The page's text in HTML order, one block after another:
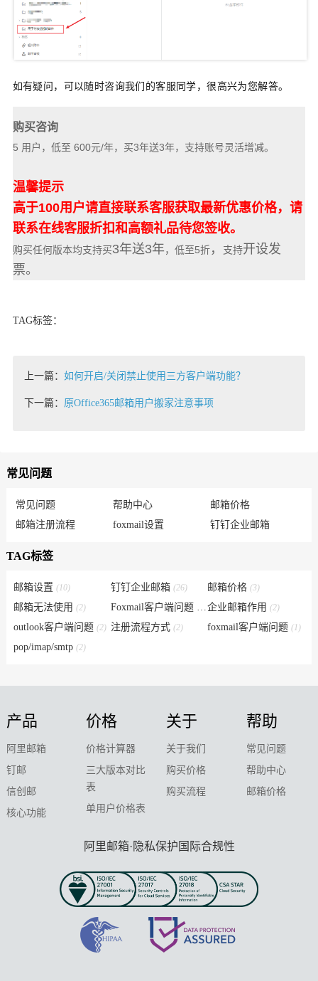
如有疑问，可以随时咨询我们的客服同学，很高兴为您解答。
购买咨询
5 用户，低至 600元/年，买3年送3年，支持账号灵活增减。
温馨提示
高于100用户请直接联系客服获取最新优惠价格，请
联系在线客服折扣和高额礼品待您签收。
购买任何版本均支持买3年送3年，低至5折， 支持开设发
票。
TAG标签：
上一篇： 如何开启/关闭禁止使用三方客户端功能？
下一篇： 原Office365邮箱用户搬家注意事项
常见问题
常见问题 帮助中心
邮箱价格
邮箱注册流程
foxmail设置 钉钉企业邮箱
TAG标签
邮箱设置 (10) 钉钉企业邮箱 (26) 邮箱价格(3)
邮箱无法使用 (2) Foxmail客户端问题
(6)企业邮箱作用(2)
outlook客户端问题 (2) 注册流程方式 (2) foxmail客户端问题(1)
pop/imap/smtp (2)
产品
阿里邮箱
钉邮
信创邮
核心功能
价格
价格计算器
三大版本对比
表
单用户价格表
关于
关于我们
购买价格
购买流程
帮助
常见问题
帮助中心
邮箱价格
阿里邮箱·隐私保护国际合规性